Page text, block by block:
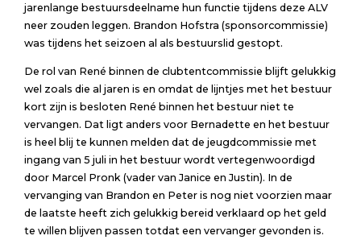
jarenlange bestuursdeelname hun functie tijdens deze ALV
neer zouden leggen. Brandon Hofstra (sponsorcommissie)
was tijdens het seizoen al als bestuurslid gestopt.
De rol van René binnen de clubtentcommissie blijft gelukkig
wel zoals die al jaren is en omdat de lijntjes met het bestuur
kort zijn is besloten René binnen het bestuur niet te
vervangen. Dat ligt anders voor Bernadette en het bestuur
is heel blij te kunnen melden dat de jeugdcommissie met
ingang van 5 juli in het bestuur wordt vertegenwoordigd
door Marcel Pronk (vader van Janice en Justin). In de
vervanging van Brandon en Peter is nog niet voorzien maar
de laatste heeft zich gelukkig bereid verklaard op het geld
te willen blijven passen totdat een vervanger gevonden is.